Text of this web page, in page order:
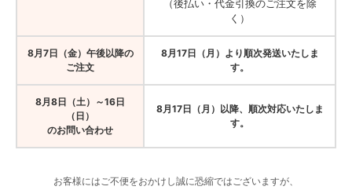
（後払い・代金引換のご注文を除
く）
8月7日（金）午後以降の
ご注文
8月17日（月）より順次発送いたしま
す。
8月8日（土）～16日
（日）
のお問い合わせ
8月17日（月）以降、順次対応いたしま
す。
お客様にはご不便をおかけし誠に恐縮ではございますが、